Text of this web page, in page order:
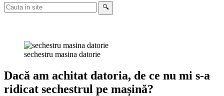
Cauta
in
🔍
sechestru masina datorie
Dacă am achitat datoria, de ce nu mi s-a
ridicat sechestrul pe mașină?